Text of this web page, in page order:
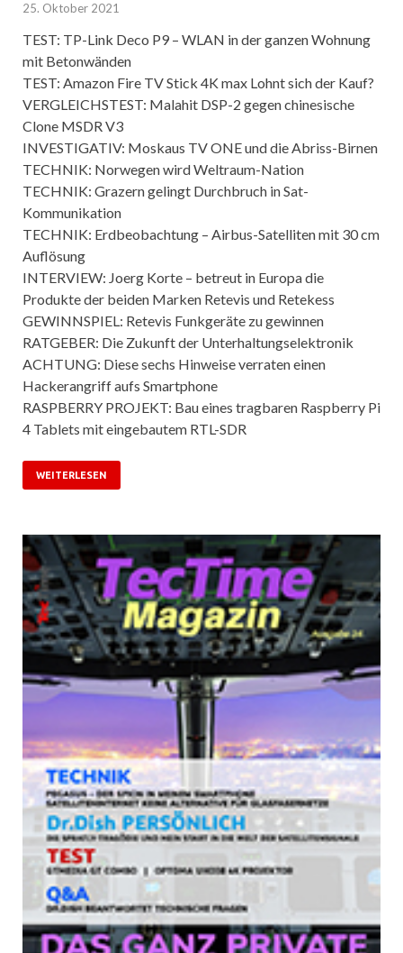
25. Oktober 2021
TEST: TP-Link Deco P9 – WLAN in der ganzen Wohnung
mit Betonwänden
TEST: Amazon Fire TV Stick 4K max Lohnt sich der Kauf?
VERGLEICHSTEST: Malahit DSP-2 gegen chinesische
Clone MSDR V3
INVESTIGATIV: Moskaus TV ONE und die Abriss-Birnen
TECHNIK: Norwegen wird Weltraum-Nation
TECHNIK: Grazern gelingt Durchbruch in Sat-
Kommunikation
TECHNIK: Erdbeobachtung – Airbus-Satelliten mit 30 cm
Auflösung
INTERVIEW: Joerg Korte – betreut in Europa die
Produkte der beiden Marken Retevis und Retekess
GEWINNSPIEL: Retevis Funkgeräte zu gewinnen
RATGEBER: Die Zukunft der Unterhaltungselektronik
ACHTUNG: Diese sechs Hinweise verraten einen
Hackerangriff aufs Smartphone
RASPBERRY PROJEKT: Bau eines tragbaren Raspberry Pi
4 Tablets mit eingebautem RTL-SDR
WEITERLESEN